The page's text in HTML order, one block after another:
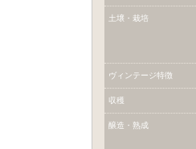
土壌・栽培
ヴィンテージ特徴
収穫
醸造・熟成